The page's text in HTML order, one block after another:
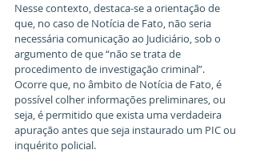
Nesse contexto, destaca-se a orientação de
que, no caso de Notícia de Fato, não seria
necessária comunicação ao Judiciário, sob o
argumento de que “não se trata de
procedimento de investigação criminal”.
Ocorre que, no âmbito de Notícia de Fato, é
possível colher informações preliminares, ou
seja, é permitido que exista uma verdadeira
apuração antes que seja instaurado um PIC ou
inquérito policial.